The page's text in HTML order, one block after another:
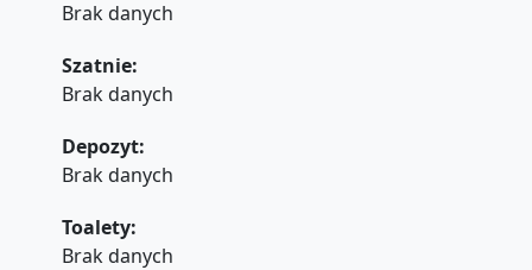
Brak danych
Szatnie:
Brak danych
Depozyt:
Brak danych
Toalety:
Brak danych